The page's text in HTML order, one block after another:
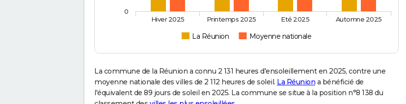
La Réunion Moyenne nationale
Hiver 2025 Printemps 2025 Eté 2025 Automne 2025
0
La commune de la Réunion a connu 2 131 heures d'ensoleillement en 2025, contre une
moyenne nationale des villes de 2 112 heures de soleil. La Réunion a bénéficié de
l'équivalent de 89 jours de soleil en 2025. La commune se situe à la position n°8 138 du